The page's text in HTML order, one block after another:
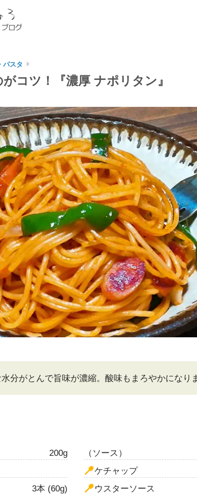
パスタ
コツ！『濃厚 ナポリタン』
分がとんで旨味が濃縮。酸味もまろやかになり
200g
3本 (60g)
（ソース）
ケチャップ
ウスターソース